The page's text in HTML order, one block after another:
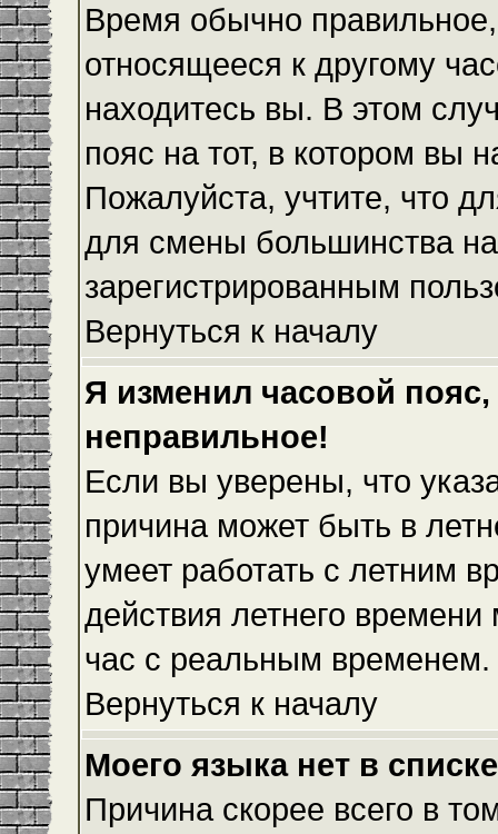
Время обычно
относящееся к другому
находитесь вы. В этом
пояс на тот, в котором вы
Пожалуйста, учтите, что
для смены большинства
зарегистрированным
Вернуться к началу
Я изменил часовой
неправильное!
Если вы уверены, что
причина может быть в
умеет работать с летним
действия летнего
час с реальным временем.
Вернуться к началу
Моего языка нет в
Причина скорее всего в